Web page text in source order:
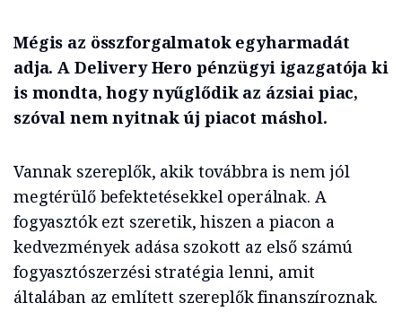
Mégis az összforgalmatok egyharmadát
adja. A Delivery Hero pénzügyi igazgatója ki
is mondta, hogy nyűglődik az ázsiai piac,
szóval nem nyitnak új piacot máshol.
Vannak szereplők, akik továbbra is nem jól
megtérülő befektetésekkel operálnak. A
fogyasztók ezt szeretik, hiszen a piacon a
kedvezmények adása szokott az első számú
fogyasztószerzési stratégia lenni, amit
általában az említett szereplők finanszíroznak.